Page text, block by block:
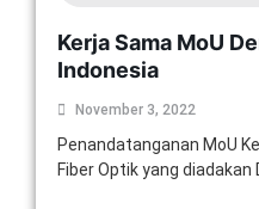
Kerja Sama MoU
Indonesia
November 3, 2022
Penandatanganan MoU
Fiber Optik yang diadakan